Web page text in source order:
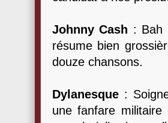
Johnny Cash : Bah
résume bien
douze chansons.
Dylanesque :
une fanfare